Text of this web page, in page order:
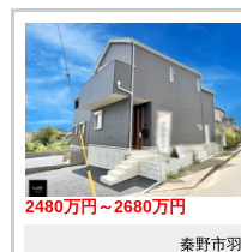
2480万円～2680万円
秦野市